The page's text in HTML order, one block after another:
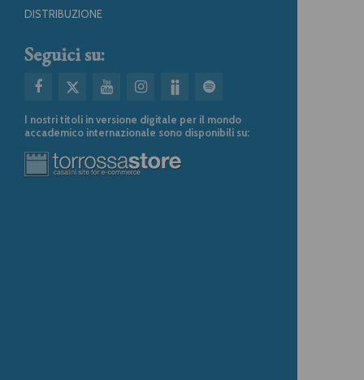
DISTRIBUZIONE
Seguici su:
I nostri titoli in versione digitale per il mondo
accademico internazionale sono disponibili su: